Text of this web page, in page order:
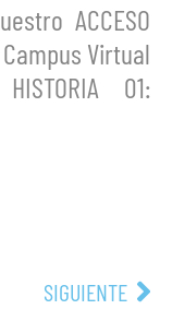
ACCESO
Campus Virtual
01:
SIGUIENTE